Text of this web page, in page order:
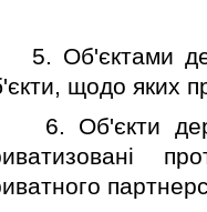
Об'єктами
щодо яких
Об'єкти